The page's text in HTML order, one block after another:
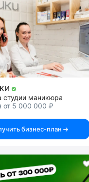
студии маникюра
от 5 000 000 ₽
бизнес-план